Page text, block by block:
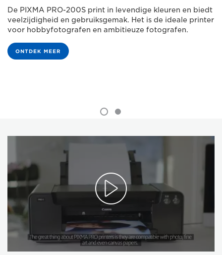
De PIXMA PRO-200S print in levendige kleuren en biedt
veelzijdigheid en gebruiksgemak. Het is de ideale printer
voor hobbyfotografen en ambitieuze fotografen.
ONTDEK MEER